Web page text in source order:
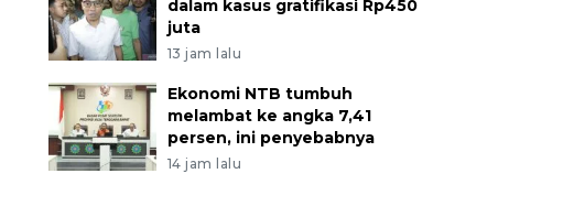
dalam kasus gratifikasi Rp450
juta
13 jam lalu
Ekonomi NTB tumbuh
melambat ke angka 7,41
persen, ini penyebabnya
14 jam lalu